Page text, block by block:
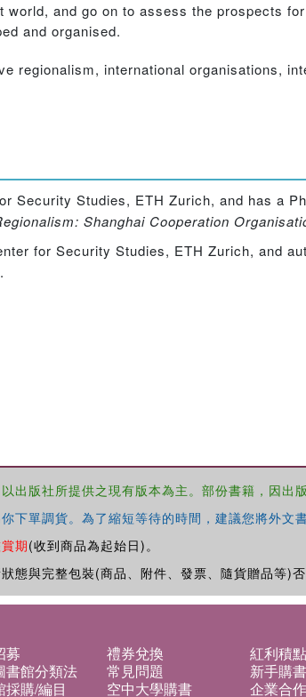
and go on to assess the prospects
and organised.
regionalism, international organisations,
Security Studies, ETH Zurich, and has a
Shanghai Cooperation
for Security Studies, ETH Zurich, and
出版社所提供之現有版本為主。部份書籍，因出
下單調貨。為了縮短等待的時間，建議您將外文
期(收到商品為起始日)。
態與完整包裝(商品、附件、發票、隨貨贈品等)否
募 禮券兌換
紅利積點
書館分類法 常見問題
新手購書
採購/編目 空中大學購書
企業合作